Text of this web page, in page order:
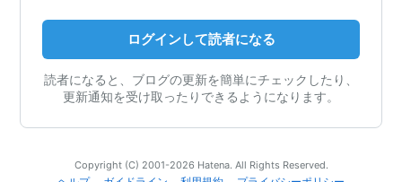
ログインして読者になる
読者になると、ブログの更新を簡単にチェックしたり、
更新通知を受け取ったりできるようになります。
Copyright (C) 2001-2026 Hatena. All Rights Reserved.